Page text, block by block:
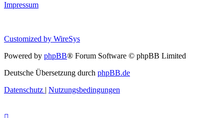
Impressum
Customized by WireSys
Powered by phpBB® Forum Software © phpBB Limited
Deutsche Übersetzung durch phpBB.de
Datenschutz | Nutzungsbedingungen